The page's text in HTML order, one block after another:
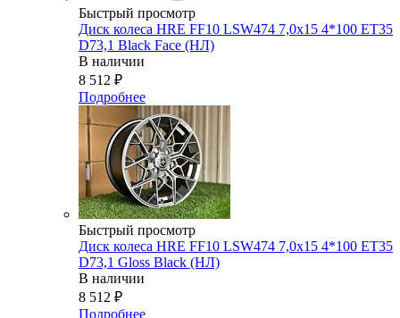
Быстрый просмотр
Диск колеса HRE FF10 LSW474 7,0x15 4*100 ET35
D73,1 Black Face (НЛ)
В наличии
8 512 ₽
Подробнее
Быстрый просмотр
Диск колеса HRE FF10 LSW474 7,0x15 4*100 ET35
D73,1 Gloss Black (НЛ)
В наличии
8 512 ₽
Подробнее